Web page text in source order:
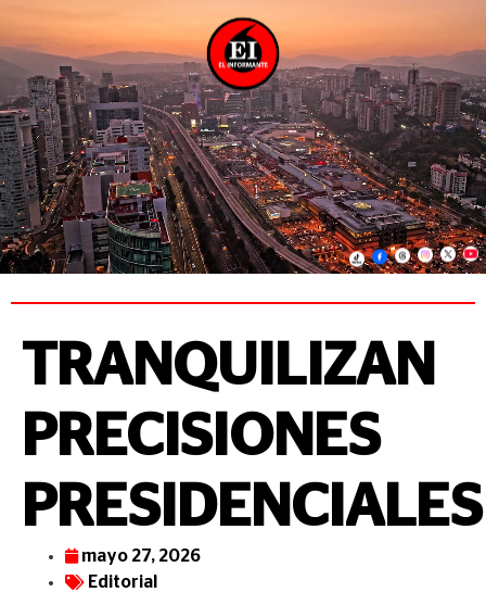
TRANQUILIZAN
PRECISIONES
PRESIDENCIALES
mayo 27, 2026
Editorial